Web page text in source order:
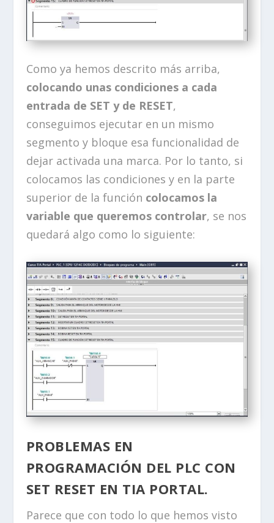
Como ya hemos descrito más arriba,
colocando unas condiciones a cada
entrada de SET y de RESET,
conseguimos ejecutar en un mismo
segmento y bloque esa funcionalidad de
dejar activada una marca. Por lo tanto, si
colocamos las condiciones y en la parte
superior de la función colocamos la
variable que queremos controlar, se nos
quedará algo como lo siguiente:
PROBLEMAS EN
PROGRAMACIÓN DEL PLC CON
SET RESET EN TIA PORTAL.
Parece que con todo lo que hemos visto